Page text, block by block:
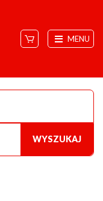
MENU
WYSZUKAJ